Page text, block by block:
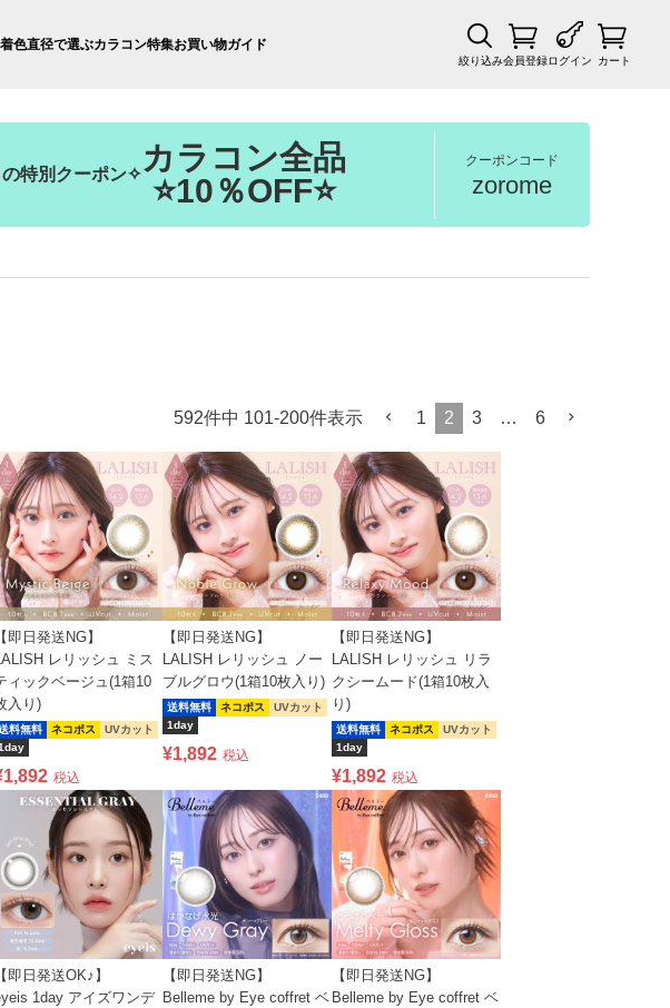
着色直径で選ぶカラコン特集お買い物ガイド
絞り込み会員登録ログイン カート
特別クーポン✧ カラコン全品
⭐10％OFF⭐
クーポンコード
zorome
592件中 101-200件表示 1 2 3 … 6
【即日発送NG】
レリッシュ ミス
ィックベージュ(1箱10
入り)
料無料 ネコポス
UVカット
1,892 税込
【即日発送NG】
LALISH レリッシュ ノー
ブルグロウ(1箱10枚入り)
送料無料 ネコポス
UVカット
1day
¥1,892 税込
【即日発送NG】
LALISH レリッシュ リラ
クシームード(1箱10枚入
り)
送料無料 ネコポス
UVカット
1day
¥1,892 税込
【即日発送OK♪】
1day アイズワンデ
【即日発送NG】
Belleme by Eye coffret ベ
【即日発送NG】
Belleme by Eye coffret ベ